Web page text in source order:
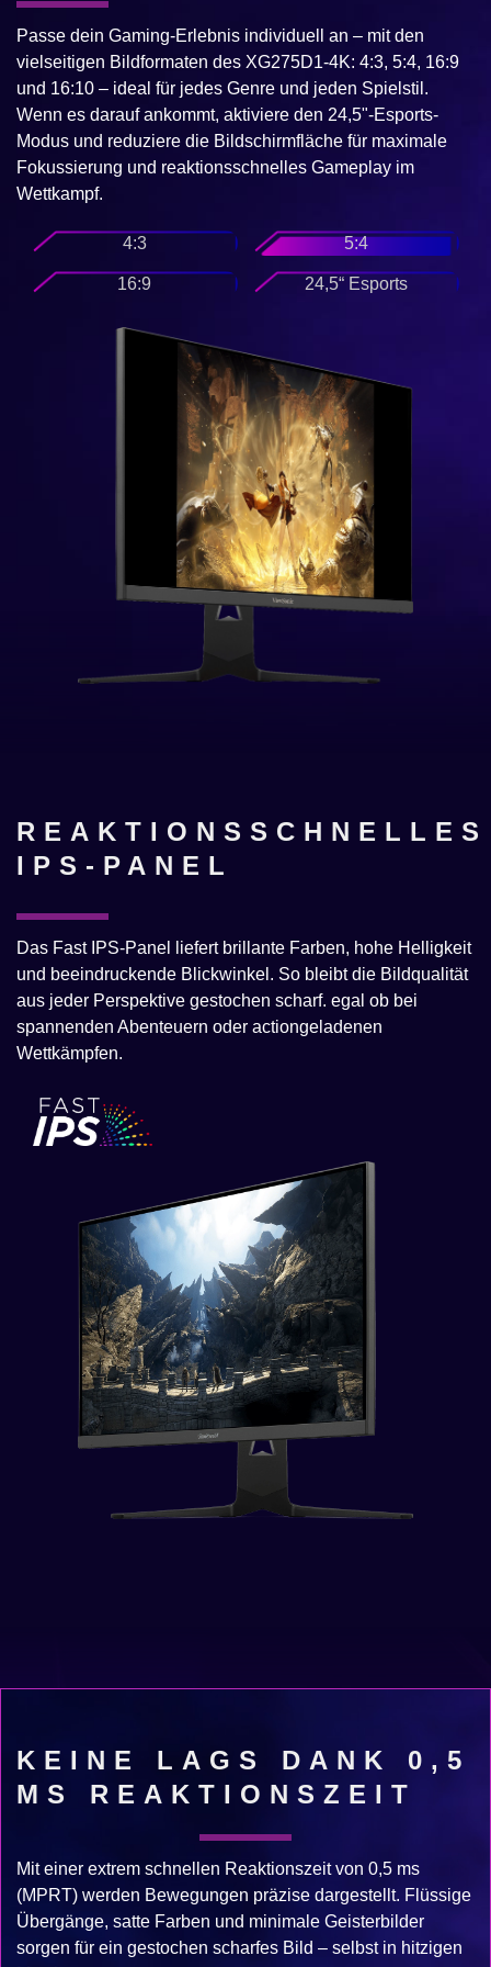
Passe dein Gaming-Erlebnis individuell an – mit den
vielseitigen Bildformaten des XG275D1-4K: 4:3, 5:4, 16:9
und 16:10 – ideal für jedes Genre und jeden Spielstil.
Wenn es darauf ankommt, aktiviere den 24,5"-Esports-
Modus und reduziere die Bildschirmfläche für maximale
Fokussierung und reaktionsschnelles Gameplay im
Wettkampf.
4:3 5:4
16:9 24,5“ Esports
REAKTIONSSCHNELLES
IPS-PANEL
Das Fast IPS-Panel liefert brillante Farben, hohe Helligkeit
und beeindruckende Blickwinkel. So bleibt die Bildqualität
aus jeder Perspektive gestochen scharf. egal ob bei
spannenden Abenteuern oder actiongeladenen
Wettkämpfen.
KEINE LAGS DANK 0,5
MS REAKTIONSZEIT
Mit einer extrem schnellen Reaktionszeit von 0,5 ms
(MPRT) werden Bewegungen präzise dargestellt. Flüssige
Übergänge, satte Farben und minimale Geisterbilder
sorgen für ein gestochen scharfes Bild – selbst in hitzigen